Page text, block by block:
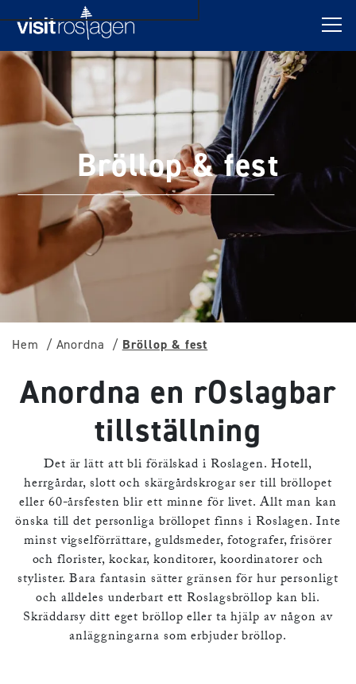
Bröllop & fest
Hem Anordna Bröllop & fest
Anordna en rOslagbar
tillställning
Det är lätt att bli förälskad i Roslagen. Hotell,
herrgårdar, slott och skärgårdskrogar ser till bröllopet
eller 60-årsfesten blir ett minne för livet. Allt man kan
önska till det personliga bröllopet finns i Roslagen. Inte
minst vigselförrättare, guldsmeder, fotografer, frisörer
och florister, kockar, konditorer, koordinatorer och
stylister. Bara fantasin sätter gränsen för hur personligt
och alldeles underbart ett Roslagsbröllop kan bli.
Skräddarsy ditt eget bröllop eller ta hjälp av någon av
anläggningarna som erbjuder bröllop.